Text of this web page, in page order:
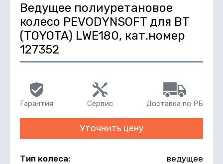
Ведущее полиуретановое
колесо PEVODYNSOFT для BT
(TOYOTA) LWE180, кат.номер
127352
Гарантия Сервис Доставка по РБ
Уточнить цену
Тип колеса:
ведущее